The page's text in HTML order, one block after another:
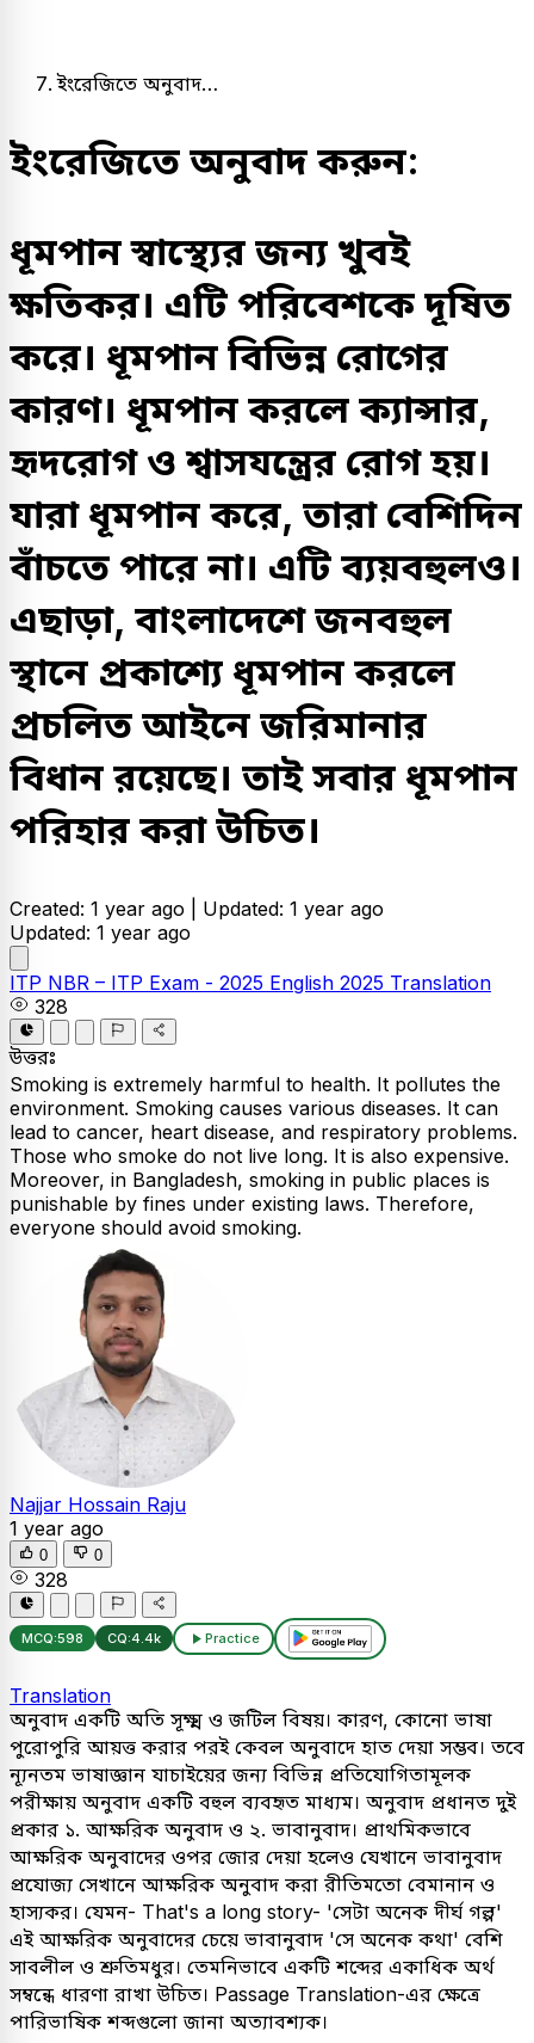
ইংরেজিতে অনুবাদ…
ইংরেজিতে অনুবাদ করুন:
ধূমপান স্বাস্থ্যের জন্য খুবই
ক্ষতিকর। এটি পরিবেশকে দূষিত
করে। ধূমপান বিভিন্ন রোগের
কারণ। ধূমপান করলে ক্যান্সার,
হৃদরোগ ও শ্বাসযন্ত্রের রোগ হয়।
যারা ধূমপান করে, তারা বেশিদিন
বাঁচতে পারে না। এটি ব্যয়বহুলও।
এছাড়া, বাংলাদেশে জনবহুল
স্থানে প্রকাশ্যে ধূমপান করলে
প্রচলিত আইনে জরিমানার
বিধান রয়েছে। তাই সবার ধূমপান
পরিহার করা উচিত।
Created: 1 year ago | Updated: 1 year ago
Updated: 1 year ago
ITP NBR – ITP Exam - 2025 English 2025 Translation
328
উত্তরঃ
Smoking is extremely harmful to health. It pollutes the
environment. Smoking causes various diseases. It can
lead to cancer, heart disease, and respiratory problems.
Those who smoke do not live long. It is also expensive.
Moreover, in Bangladesh, smoking in public places is
punishable by fines under existing laws. Therefore,
everyone should avoid smoking.
Najjar Hossain Raju
1 year ago
0 0
328
MCQ:598 CQ:4.4k Practice
Translation
অনুবাদ একটি অতি সূক্ষ্ম ও জটিল বিষয়। কারণ, কোনো ভাষা
পুরোপুরি আয়ত্ত করার পরই কেবল অনুবাদে হাত দেয়া সম্ভব। তবে
ন্যূনতম ভাষাজ্ঞান যাচাইয়ের জন্য বিভিন্ন প্রতিযোগিতামূলক
পরীক্ষায় অনুবাদ একটি বহুল ব্যবহৃত মাধ্যম। অনুবাদ প্রধানত দুই
প্রকার ১. আক্ষরিক অনুবাদ ও ২. ভাবানুবাদ। প্রাথমিকভাবে
আক্ষরিক অনুবাদের ওপর জোর দেয়া হলেও যেখানে ভাবানুবাদ
প্রযোজ্য সেখানে আক্ষরিক অনুবাদ করা রীতিমতো বেমানান ও
হাস্যকর। যেমন- That's a long story- 'সেটা অনেক দীর্ঘ গল্প'
এই আক্ষরিক অনুবাদের চেয়ে ভাবানুবাদ 'সে অনেক কথা' বেশি
সাবলীল ও শ্রুতিমধুর। তেমনিভাবে একটি শব্দের একাধিক অর্থ
সম্বন্ধে ধারণা রাখা উচিত। Passage Translation-এর ক্ষেত্রে
পারিভাষিক শব্দগুলো জানা অত্যাবশ্যক।